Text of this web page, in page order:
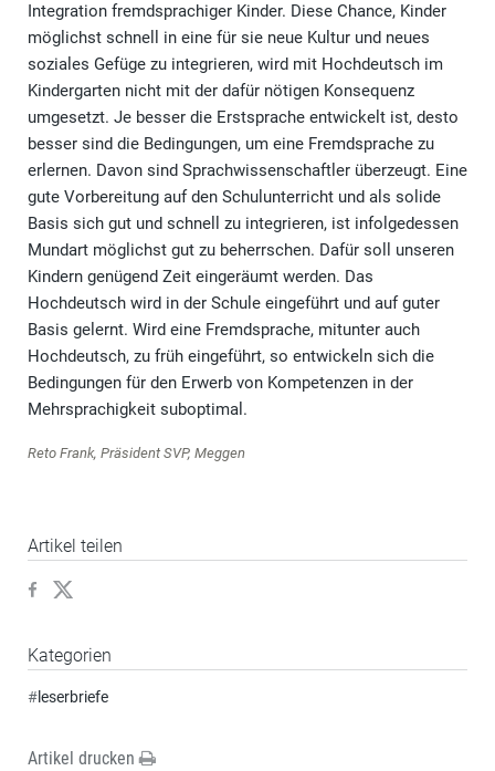
Integration fremdsprachiger Kinder. Diese Chance, Kinder
möglichst schnell in eine für sie neue Kultur und neues
soziales Gefüge zu integrieren, wird mit Hochdeutsch im
Kindergarten nicht mit der dafür nötigen Konsequenz
umgesetzt. Je besser die Erstsprache entwickelt ist, desto
besser sind die Bedingungen, um eine Fremdsprache zu
erlernen. Davon sind Sprachwissenschaftler überzeugt. Eine
gute Vorbereitung auf den Schulunterricht und als solide
Basis sich gut und schnell zu integrieren, ist infolgedessen
Mundart möglichst gut zu beherrschen. Dafür soll unseren
Kindern genügend Zeit eingeräumt werden. Das
Hochdeutsch wird in der Schule eingeführt und auf guter
Basis gelernt. Wird eine Fremdsprache, mitunter auch
Hochdeutsch, zu früh eingeführt, so entwickeln sich die
Bedingungen für den Erwerb von Kompetenzen in der
Mehrsprachigkeit suboptimal.
Reto Frank, Präsident SVP, Meggen
Artikel teilen
Kategorien
#leserbriefe
Artikel drucken